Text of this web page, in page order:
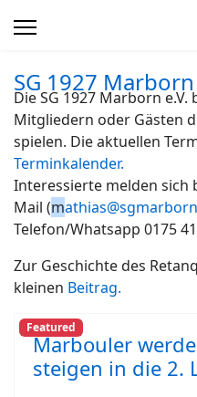
SG 1927 Marborn
Die SG 1927 Marborn
Mitgliedern oder Gästen
spielen. Die aktuellen
Terminkalender.
Interessierte melden sich
Mail (m
Telefon/Whatsapp 0175
Zur Geschichte des
kleinen Beitrag.
Featured
Marbouler
steigen in die 2.